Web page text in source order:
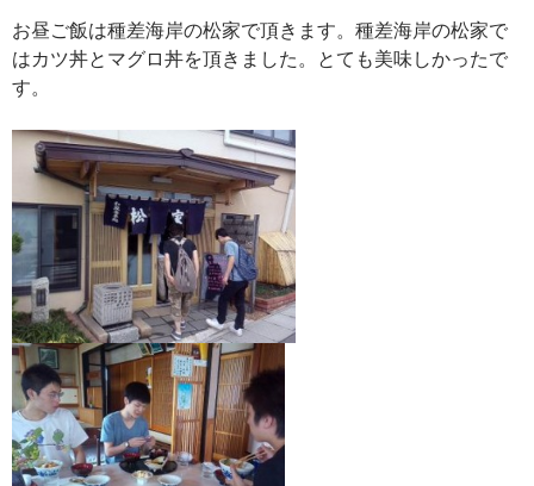
お昼ご飯は種差海岸の松家で頂きます。種差海岸の松家で
はカツ丼とマグロ丼を頂きました。とても美味しかったで
す。